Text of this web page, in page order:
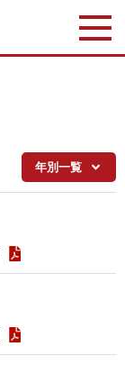
年別一覧